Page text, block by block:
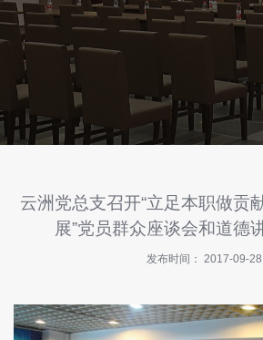
简
新
闻
洲
快
指
南
云洲党总支召开“立足本职做贡
展”党员群众座谈会和道德
发布时间： 2017-09-28